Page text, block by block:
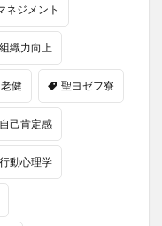
ネジメント
組織力向上
老健 聖ヨゼフ寮
自己肯定感
行動心理学